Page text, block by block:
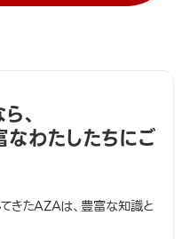
、
わたしたちにご
きたAZAは、豊富な知識と